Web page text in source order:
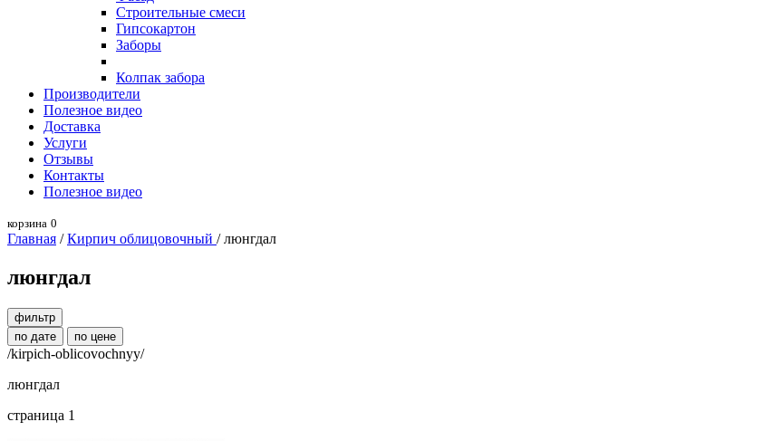
Строительные смеси
Гипсокартон
Заборы
Колпак забора
Производители
Полезное видео
Доставка
Услуги
Отзывы
Контакты
Полезное видео
корзина 0
Главная /Кирпич облицовочный / люнгдал
люнгдал
фильтр
по дате
по цене
/kirpich-oblicovochnyy/
люнгдал
страница 1